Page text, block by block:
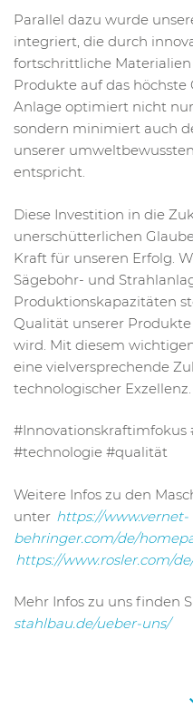
Parallel dazu wurde
integriert, die durch
fortschrittliche
Produkte auf das
Anlage optimiert nicht
sondern minimiert auch
unserer
entspricht.
Diese Investition in die
unerschütterlichen
Kraft für unseren Erfolg.
Sägebohr- und
Produktionskapazitäten
Qualität unserer
wird. Mit diesem
eine vielversprechende
technologischer Exzellenz.
#technologie #qualität
Weitere Infos zu den
unter https://www.vernet-
behringer.com/de/
https://www.rosler.com/
Mehr Infos zu uns finden
stahlbau.de/ueber-uns/